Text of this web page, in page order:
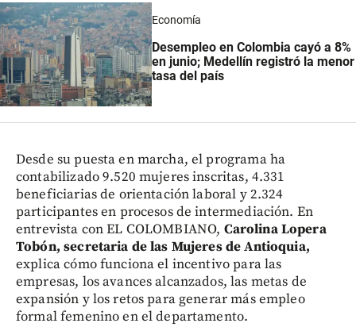
Economía
Desempleo en Colombia cayó a 8%
en junio; Medellín registró la menor
tasa del país
Desde su puesta en marcha, el programa ha
contabilizado 9.520 mujeres inscritas, 4.331
beneficiarias de orientación laboral y 2.324
participantes en procesos de intermediación. En
entrevista con EL COLOMBIANO, Carolina Lopera
Tobón, secretaria de las Mujeres de Antioquia,
explica cómo funciona el incentivo para las
empresas, los avances alcanzados, las metas de
expansión y los retos para generar más empleo
formal femenino en el departamento.